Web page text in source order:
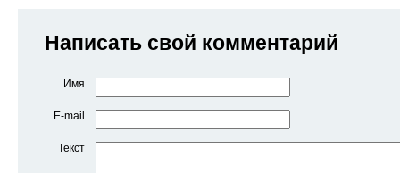
Написать свой комментарий
Имя
E-mail
Текст